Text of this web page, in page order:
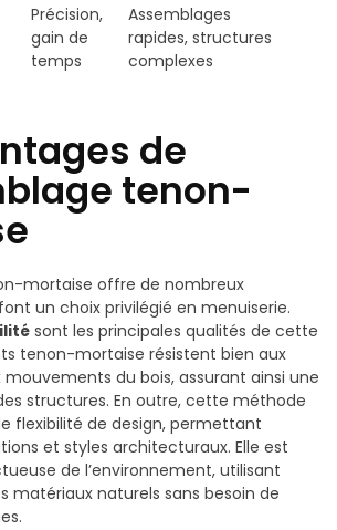
Précision,
gain de
temps
Assemblages
rapides, structures
complexes
de
tenon-
mortaise offre de nombreux
un choix privilégié en menuiserie.
sont les principales qualités de cette
tenon-mortaise résistent bien aux
du bois, assurant ainsi une
structures. En outre, cette méthode
flexibilité de design, permettant
et styles architecturaux. Elle est
de l’environnement, utilisant
matériaux naturels sans besoin de